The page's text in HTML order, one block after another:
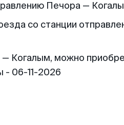
Печора —
со станции
Когалым, можно
- 06-11-2026